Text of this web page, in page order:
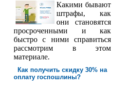
Какими бывают
штрафы, как
они становятся
просроченными и как
быстро с ними справиться
рассмотрим в этом
материале.
Как получить скидку 30% на
оплату госпош­лины?